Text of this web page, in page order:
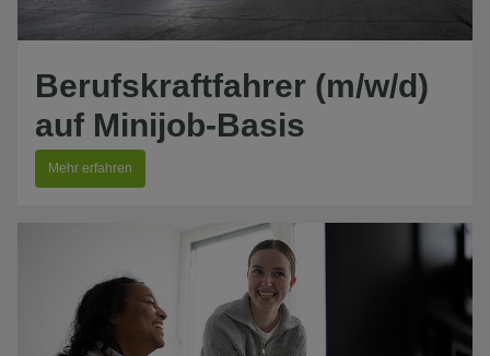
Berufskraftfahrer (m/w/d)
auf Minijob-Basis
Mehr erfahren